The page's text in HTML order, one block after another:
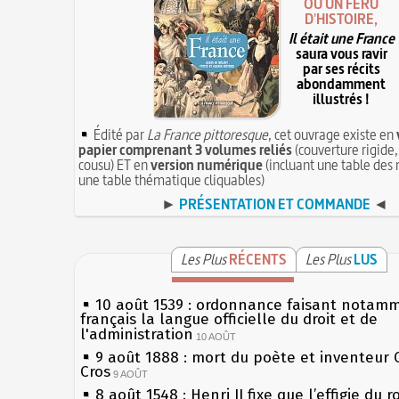
D'HISTOIRE,
Il était une France
saura vous ravir
par ses récits
abondamment
illustrés !
Édité parLa France pittoresque, cet ouvrage existe en
papier comprenant 3 volumes reliés(couverture
cousu) ET enversion numérique(incluant une table des
une table thématique cliquables)
► PRÉSENTATION ET COMMANDE ◄
Les PlusRÉCENTS Les PlusLUS
10 août 1539 : ordonnance faisant
français la langue officielle du droit et de
l'administration 10 AOÛT
9 août 1888 : mort du poète et inventeur
Cros 9 AOÛT
8 août 1548 : Henri II fixe que l’effigie du